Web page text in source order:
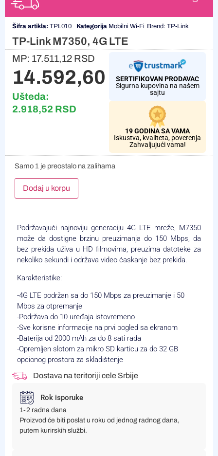
Šifra artikla: TPL010 Kategorija Mobilni Wi-Fi Brend: TP-Link
TP-Link M7350, 4G LTE
MP: 17.511,12 RSD
14.592,60 RSD
Ušteda:
2.918,52 RSD
SERTIFIKOVAN PRODAVAC
Sigurna kupovina na našem
sajtu
19 GODINA SA VAMA
Iskustva, kvaliteta, poverenja
Zahvaljujući vama!
Samo 1 je preostalo na zalihama
Dodaj u korpu
Podržavajući najnoviju generaciju 4G LTE mreže, M7350
može da dostigne brzinu preuzimanja do 150 Mbps, da
bez prekida uživa u HD filmovima, preuzima datoteke za
nekoliko sekundi i održava video ćaskanje bez prekida.
Karakteristike:
-4G LTE podržan sa do 150 Mbps za preuzimanje i 50
Mbps za otpremanje
-Podržava do 10 uređaja istovremeno
-Sve korisne informacije na prvi pogled sa ekranom
-Baterija od 2000 mAh za do 8 sati rada
-Opremljen slotom za mikro SD karticu za do 32 GB
opcionog prostora za skladištenje
Dostava na teritoriji cele Srbije
Rok isporuke
1-2 radna dana
Proizvod će biti poslat u roku od jednog radnog dana,
putem kurirskih službi.